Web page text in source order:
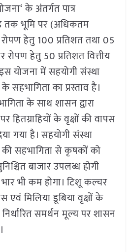
के अंतर्गत पात्र
तक भूमि पर (अधिकतम
हेतु 100 प्रतिशत तथा 05
हेतु 50 प्रतिशत वित्तीय
योजना में सहयोगी संस्था
सहभागिता का प्रस्ताव है।
के साथ शासन द्वारा
हितग्राहियों के वृक्षों की वापस
गया है। सहयोगी संस्था
सहभागिता से कृषकों को
बाजार उपलब्ध होगी
भी कम होगा। टिशू कल्चर
एवं मिलिया डूबिया वृक्षों के
समर्थन मूल्य पर शासन